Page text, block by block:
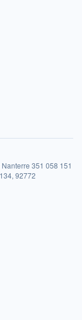
351 058 151
92772